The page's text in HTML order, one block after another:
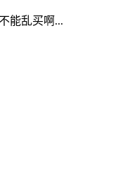
能乱买啊...